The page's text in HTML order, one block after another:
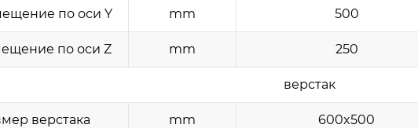
по оси Y mm 500
по оси Z mm 250
верстак
верстака mm 600x500